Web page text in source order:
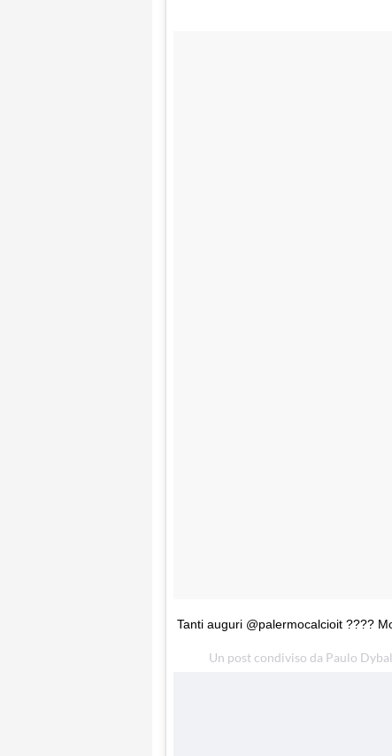
Tanti auguri @palermocalcioit ????
Un post condiviso da Paulo